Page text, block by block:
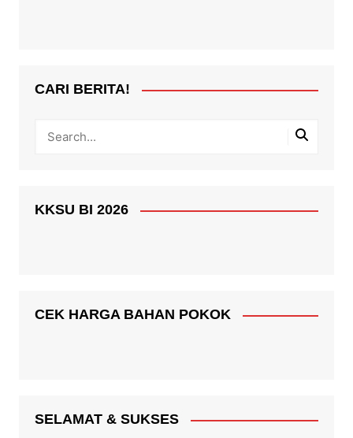
CARI BERITA!
KKSU BI 2026
CEK HARGA BAHAN POKOK
SELAMAT & SUKSES